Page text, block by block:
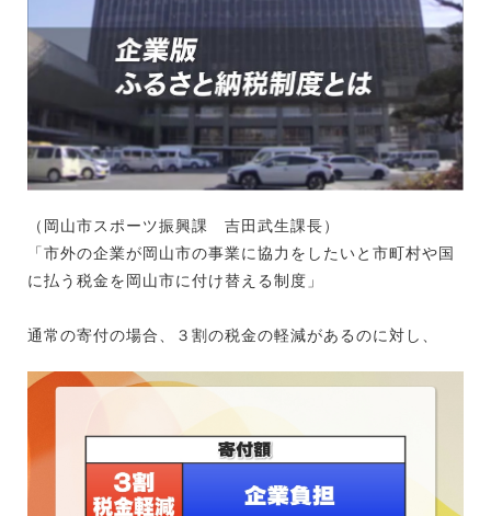
（岡山市スポーツ振興課 吉田武生課長）
「市外の企業が岡山市の事業に協力をしたいと市町村や国
に払う税金を岡山市に付け替える制度」
通常の寄付の場合、３割の税金の軽減があるのに対し、